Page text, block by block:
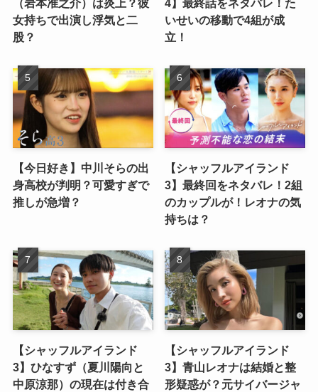
（岩本准之介）は炎上？彼
女持ちで出演し浮気と二
股？
4】最終話をネタバレ！た
いせいの移動で4組が成
立！
【今日好き】中川そらの出
身高校が判明？可愛すぎで
推しが急増？
【シャッフルアイランド
3】最終回をネタバレ！2組
のカップルが！レオナの気
持ちは？
【シャッフルアイランド
3】ひなすず（夏川陽向と
中原涼那）の現在は付き合
【シャッフルアイランド
3】青山レオナは結婚と整
形疑惑が？元サイバージャ